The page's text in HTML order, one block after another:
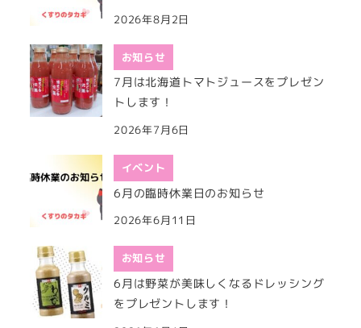
2026年8月2日
お知らせ
7月は北海道トマトジュースをプレゼン
トします！
2026年7月6日
イベント
6月の臨時休業日のお知らせ
2026年6月11日
お知らせ
6月は野菜が美味しくなるドレッシング
をプレゼントします！